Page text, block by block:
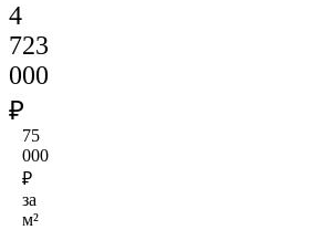
4
723
000
₽
75
000
₽
за
м²